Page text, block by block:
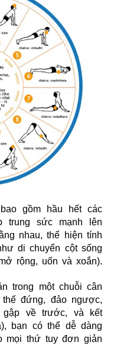
gồm hầu hết các
trung sức mạnh lên
nhau, thể hiện tính
di chuyển cột sống
rộng, uốn và xoắn).
trong một chuỗi cân
đứng, đảo ngược,
về trước, và kết
bạn có thể dễ dàng
mọi thứ tuy đơn giản